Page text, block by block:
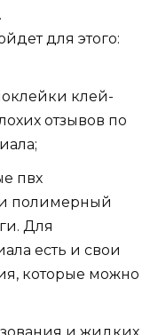
для этого:
клей-
отзывов по
пвх
полимерный
Для
есть и свои
которые можно